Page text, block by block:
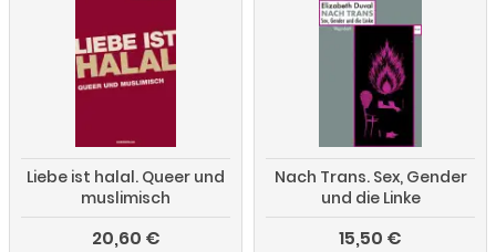
Liebe ist halal. Queer und
muslimisch
20,60 €
Nach Trans. Sex, Gender
und die Linke
15,50 €